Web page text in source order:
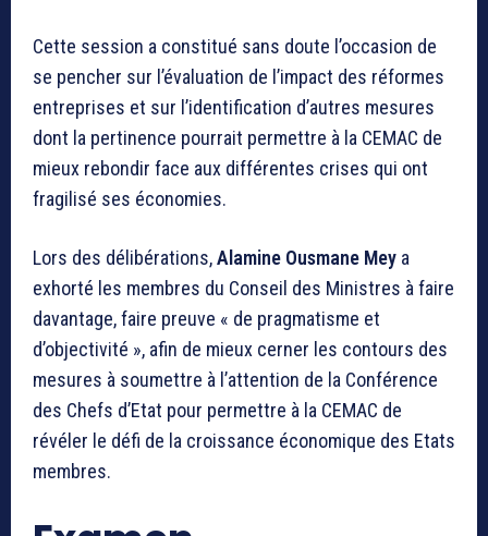
Cette session a constitué sans doute l’occasion de
se pencher sur l’évaluation de l’impact des réformes
entreprises et sur l’identification d’autres mesures
dont la pertinence pourrait permettre à la CEMAC de
mieux rebondir face aux différentes crises qui ont
fragilisé ses économies.
Lors des délibérations,Alamine Ousmane Mey a
exhorté les membres du Conseil des Ministres à faire
davantage, faire preuve « de pragmatisme et
d’objectivité », afin de mieux cerner les contours des
mesures à soumettre à l’attention de la Conférence
des Chefs d’Etat pour permettre à la CEMAC de
révéler le défi de la croissance économique des Etats
membres.